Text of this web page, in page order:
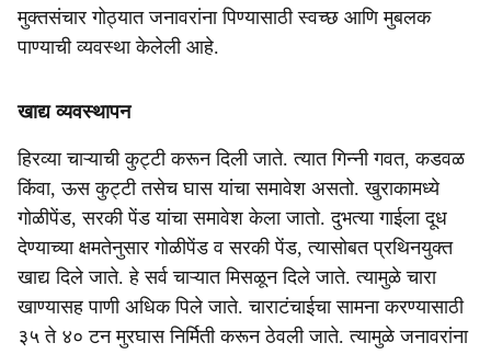
मुक्तसंचार गोठ्यात जनावरांना पिण्यासाठी स्वच्छ आणि मुबलक
पाण्याची व्यवस्था केलेली आहे.
खाद्य व्यवस्थापन
हिरव्या चाऱ्याची कुट्टी करून दिली जाते. त्यात गिन्नी गवत, कडवळ
किंवा, ऊस कुट्टी तसेच घास यांचा समावेश असतो. खुराकामध्ये
गोळीपेंड, सरकी पेंड यांचा समावेश केला जातो. दुभत्या गाईला दूध
देण्याच्या क्षमतेनुसार गोळीपेंड व सरकी पेंड, त्यासोबत प्रथिनयुक्त
खाद्य दिले जाते. हे सर्व चाऱ्यात मिसळून दिले जाते. त्यामुळे चारा
खाण्यासह पाणी अधिक पिले जाते. चाराटंचाईचा सामना करण्यासाठी
३५ ते ४० टन मुरघास निर्मिती करून ठेवली जाते. त्यामुळे जनावरांना